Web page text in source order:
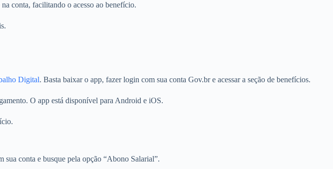
conta, facilitando o acesso ao benefício.
Digital. Basta baixar o app, fazer login com sua conta Gov.br e acessar a seção de benefícios.
O app está disponível para Android e iOS.
sua conta e busque pela opção “Abono Salarial”.